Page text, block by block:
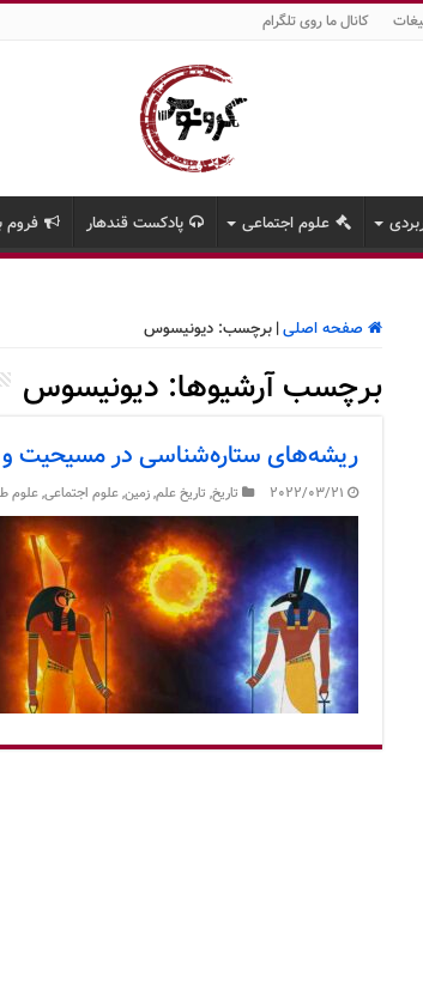
کانال ما روی تلگرام
علوم اجتماعی پادکست قندهار
صفحه اصلی| برچسب: دیونیسوس
برچسب آرشیوها: دیونیسوس
ریشه‌های ستاره‌شناسی در مسیحیت و
2022/03/21 تاریخ, تاریخ علم,زمین,علوم اجتماعی,علوم